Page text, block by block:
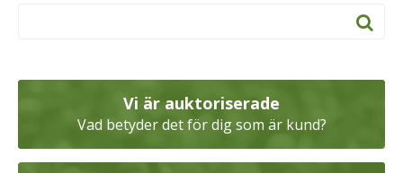
Vi är auktoriserade
Vad betyder det för dig som är kund?